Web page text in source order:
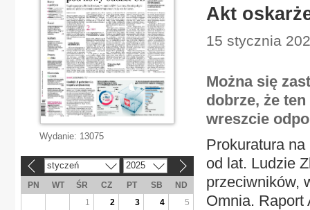
Akt
15 stycznia
Można się
dobrze, że
wreszcie
Prokuratura
od lat. Ludzie
przeciwników,
Omnia. Raport
Wydanie: 13075
styczeń 2025
PN WT ŚR CZ PT SB
ND
1
2 3 4
5